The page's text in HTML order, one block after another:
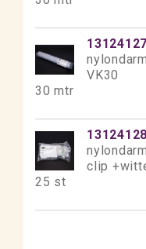
VK30
30 mtr
clip
25 st